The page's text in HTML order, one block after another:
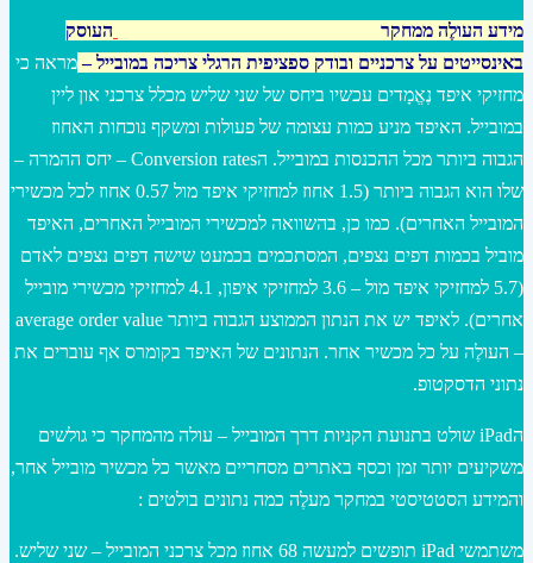
מידע העולֶה ממחקר
העוסק
באינסייטים על צרכניים ובודק ספציפית הרגלי צריכה במובייל – מראה כי
מחזיקי איפד נֶאֱמָדים עכשיו ביחס של שני שליש מכלל צרכני און ליין
במובייל. האיפד מניע כמות עצומה של פעולות ומשקף נוכחות האחוז
הגבוה ביותר מכל ההכנסות במובייל. הConversion rates – יחס ההמרה –
שלו הוא הגבוה ביותר (1.5 אחוז למחזיקי איפד מול 0.57 אחוז לכל מכשירי
המובייל האחרים). כמו כן, בהשוואה למכשירי המובייל האחרים, האיפד
מוביל בכמות דפים נצפים, המסתכמים בכמעט שישה דפים נצפים לאדם
(5.7 למחזיקי איפד מול – 3.6 למחזיקי איפון, 4.1 למחזיקי מכשירי מובייל
אחרים). לאיפד יש את הנתון הממוצע הגבוה ביותר average order value
– העולֶה על כל מכשיר אחר. הנתונים של האיפד בקומרס אף עוברים את
נתוני הדסקטופ.
הiPad שולט בתנועת הקניות דרך המובייל – עולה מהמחקר כי גולשים
משקיעים יותר זמן וכסף באתרים מסחריים מאשר כל מכשיר מובייל אחר,
והמידע הסטטיסטי במחקר מעלֶה כמה נתונים בולטים :
משתמשי iPad תופשים למעשה 68 אחוז מכל צרכני המובייל – שני שליש.